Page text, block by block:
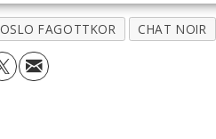
OSLO FAGOTTKOR CHAT NOIR